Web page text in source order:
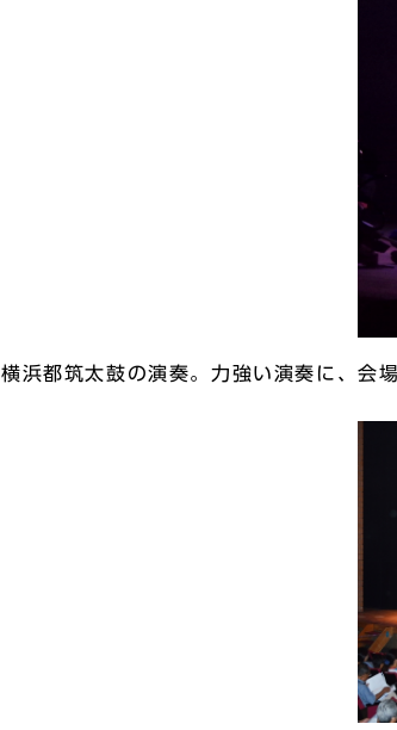
横浜都筑太鼓の演奏。力強い演奏に、会